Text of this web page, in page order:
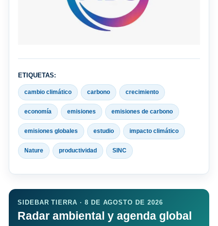
ETIQUETAS:
cambio climático carbono crecimiento
economía emisiones emisiones de carbono
emisiones globales estudio impacto climático
Nature productividad SINC
SIDEBAR TIERRA · 8 DE AGOSTO DE 2026
Radar ambiental y agenda global